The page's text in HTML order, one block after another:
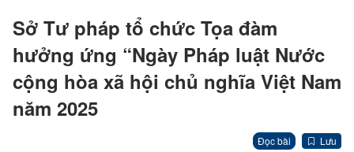
Sở Tư pháp tổ chức Tọa đàm
hưởng ứng “Ngày Pháp luật Nước
cộng hòa xã hội chủ nghĩa Việt Nam
năm 2025
Đọc bài Lưu